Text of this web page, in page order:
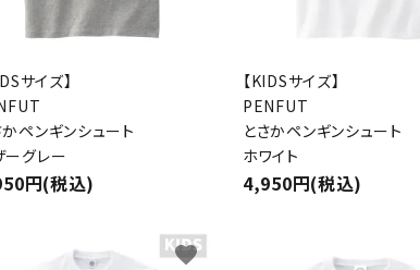
サイズ】
かペンギンシュート
ーグレー
円(税込)
【KIDSサイズ】
PENFUT
とさかペンギンシュート
ホワイト
4,950円(税込)
favorite